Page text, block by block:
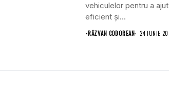
vehiculelor pentru a
eficient și...
•RĂZVAN CODOREAN 24 IUNIE